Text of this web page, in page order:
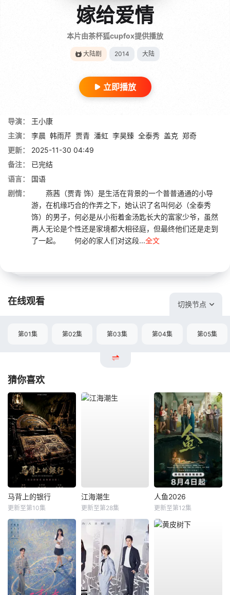
嫁给爱情
本片由茶杯狐cupfox提供播放
大陆剧 2014 大陆
立即播放
导演：
王小康
主演：
李晨 韩雨芹 贾青 潘虹 李昊臻 全泰秀 盖克 郑奇
更新：
2025-11-30 04:49
备注：
已完结
语言：
国语
剧情：
燕茜（贾青 饰）是生活在背景的一个普普通通的小导
游，在机缘巧合的作弄之下，她认识了名叫何必（全泰秀
饰）的男子，何必是从小衔着金汤匙长大的富家少爷，虽然
两人无论是个性还是家境都大相径庭，但最终他们还是走到
了一起。 何必的家人们对这段...全文
在线观看 切换节点
第01集 第02集 第03集 第04集 第05集
猜你喜欢
马背上的银行
更新至第10集
江海潮生
更新至第28集
人鱼2026
更新至第12集